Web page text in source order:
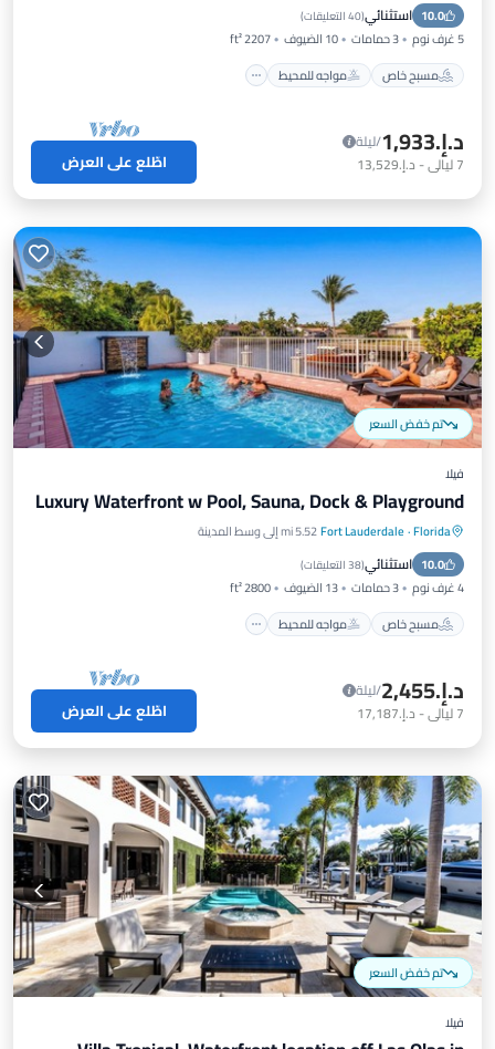
10.0 استثنائي(40 التعليقات )
5 غرف نوم 3 حمامات 10 الضيوف
2207 ft²
مسبح خاص
مواجه للمحيط
مسبح
د.إ.‏1,933
/ليلة
7ليالي- د.إ.‏13,529 اطّلع على العرض
تم خفض السعر
فيلا
Luxury Waterfront w Pool, Sauna, Dock & Playground
Florida
·
Fort Lauderdale5.52 mi إلى وسط المدينة
10.0 استثنائي(38 التعليقات )
4 غرف نوم 3 حمامات 13 الضيوف
2800 ft²
مسبح خاص
مواجه للمحيط
مسبح خاص مواجه للمحيط
مسبح
د.إ.‏2,455
/ليلة
7ليالي- د.إ.‏17,187 اطّلع على العرض
تم خفض السعر
فيلا